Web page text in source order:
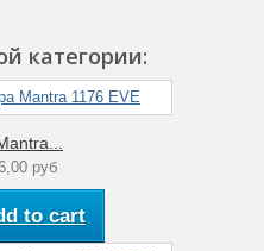
категории:
руб
to cart